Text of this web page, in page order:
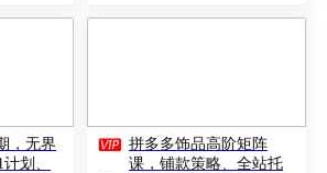
，无界
划、
 拼多多饰品高阶矩阵
课，铺款策略、全站托